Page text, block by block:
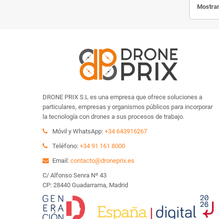
DRONE PRIX S.L es una empresa que ofrece soluciones a
particulares, empresas y organismos públicos para incorporar
la tecnología con drones a sus procesos de trabajo.
Móvil y WhatsApp: +34 643916267
Teléfono: +34 91 161 8000
Email: contacto@droneprix.es
C/ Alfonso Senra Nº 43
CP: 28440 Guadarrama, Madrid